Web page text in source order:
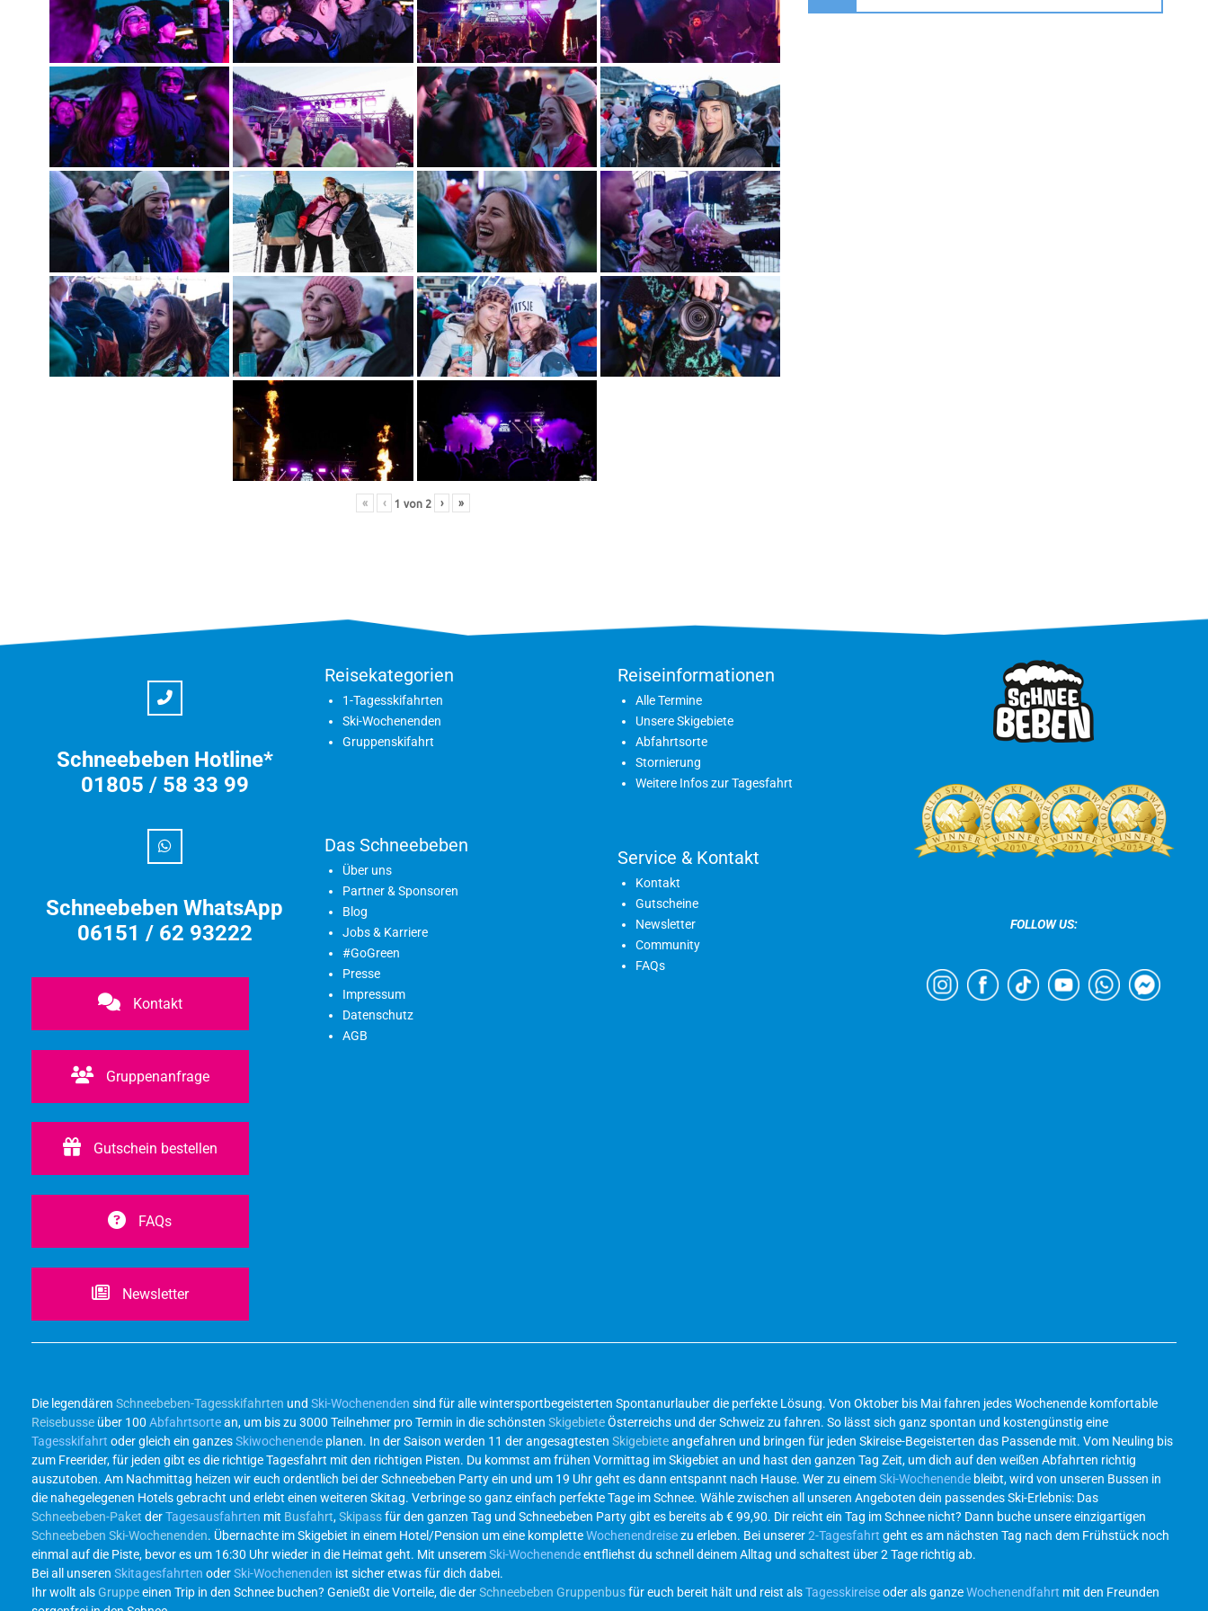
« ‹ 1 von 2 › »
Schneebeben Hotline*
01805 / 58 33 99
Schneebeben WhatsApp
06151 / 62 93222
Kontakt
Gruppenanfrage
Gutschein bestellen
FAQs
Newsletter
Reisekategorien
1-Tagesskifahrten
Ski-Wochenenden
Gruppenskifahrt
Das Schneebeben
Über uns
Partner & Sponsoren
Blog
Jobs & Karriere
#GoGreen
Presse
Impressum
Datenschutz
AGB
Reiseinformationen
Alle Termine
Unsere Skigebiete
Abfahrtsorte
Stornierung
Weitere Infos zur Tagesfahrt
Service & Kontakt
Kontakt
Gutscheine
Newsletter
Community
FAQs
FOLLOW US:
Die legendären Schneebeben-Tagesskifahrten und Ski-Wochenenden sind für alle wintersportbegeisterten Spontanurlauber die perfekte Lösung. Von Oktober bis Mai fahren jedes Wochenende komfortable
Reisebusse über 100 Abfahrtsortean, um bis zu 3000 Teilnehmer pro Termin in die schönsten SkigebieteÖsterreichs und der Schweiz zu fahren. So lässt sich ganz spontan und kostengünstig eine
Tagesskifahrt oder gleich ein ganzesSkiwochenende planen. In der Saison werden 11 der angesagtesten Skigebieteangefahren und bringen für jeden Skireise-Begeisterten das Passende mit. Vom Neuling bis
zum Freerider, für jeden gibt es die richtige Tagesfahrt mit den richtigen Pisten. Du kommst am frühen Vormittag im Skigebiet an und hast den ganzen Tag Zeit, um dich auf den weißen Abfahrten richtig
auszutoben. Am Nachmittag heizen wir euch ordentlich bei der Schneebeben Party ein und um 19 Uhr geht es dann entspannt nach Hause. Wer zu einemSki-Wochenende bleibt, wird von unseren Bussen in
die nahegelegenen Hotels gebracht und erlebt einen weiteren Skitag. Verbringe so ganz einfach perfekte Tage im Schnee. Wähle zwischen all unseren Angeboten dein passendes Ski-Erlebnis: Das
Schneebeben-Paket derTagesausfahrten mit Busfahrt,Skipassfür den ganzen Tag und Schneebeben Party gibt es bereits ab € 99,90. Dir reicht ein Tag im Schnee nicht? Dann buche unsere einzigartigen
Schneebeben Ski-Wochenenden. Übernachte im Skigebiet in einem Hotel/Pension um eine kompletteWochenendreisezu erleben. Bei unserer2-Tagesfahrt geht es am nächsten Tag nach dem Frühstück noch
einmal auf die Piste, bevor es um 16:30 Uhr wieder in die Heimat geht. Mit unseremSki-Wochenendeentfliehst du schnell deinem Alltag und schaltest über 2 Tage richtig ab.
Bei all unseren Skitagesfahrten oderSki-Wochenenden ist sicher etwas für dich dabei.
Ihr wollt alsGruppeeinen Trip in den Schnee buchen? Genießt die Vorteile, die derSchneebeben Gruppenbusfür euch bereit hält und reist alsTagesskireiseoder als ganzeWochenendfahrt mit den Freunden